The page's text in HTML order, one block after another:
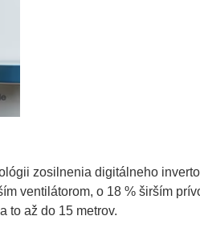
zosilnenia digitálneho
ventilátorom, o 18 % širším
to až do 15 metrov.